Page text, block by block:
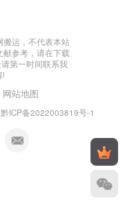
搬运，不代表本站
献参考，请在下载
第一时间联系我
!
网站地图
黔ICP备2022003819号-1